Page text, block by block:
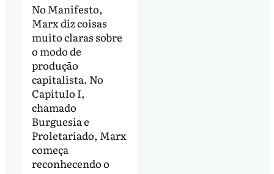
No Manifesto,
Marx diz coisas
muito claras sobre
o modo de
produção
capitalista. No
Capítulo I,
chamado
Burguesia e
Proletariado, Marx
começa
reconhecendo o